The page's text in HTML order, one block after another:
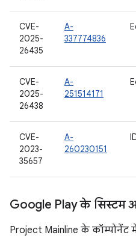
CVE-
2025-
26435
A-
337774836
CVE-
2025-
26438
A-
251514171
CVE-
2023-
35657
A-
260230151
Google Play के सिस्टम
Project Mainline के कॉम्पोनेंट